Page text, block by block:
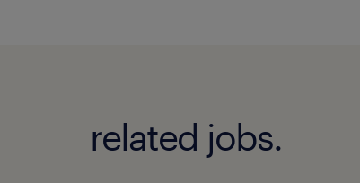
related jobs.